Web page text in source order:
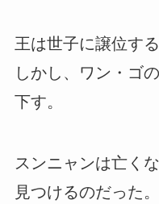
王は世子に譲位する
しかし、ワン・ゴ
下す。
スンニャンは亡く
見つけるのだった。